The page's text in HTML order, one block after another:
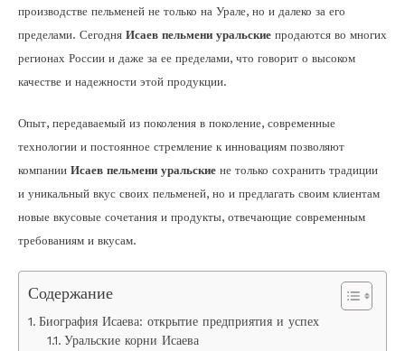
производстве пельменей не только на Урале, но и далеко за его
пределами. Сегодня Исаев пельмени уральские продаются во многих
регионах России и даже за ее пределами, что говорит о высоком
качестве и надежности этой продукции.
Опыт, передаваемый из поколения в поколение, современные
технологии и постоянное стремление к инновациям позволяют
компании Исаев пельмени уральские не только сохранить традиции
и уникальный вкус своих пельменей, но и предлагать своим клиентам
новые вкусовые сочетания и продукты, отвечающие современным
требованиям и вкусам.
Содержание
Биография Исаева: открытие предприятия и успех
Уральские корни Исаева